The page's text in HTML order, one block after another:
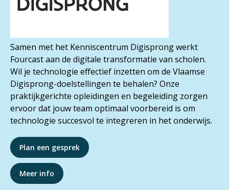
Samen met het Kenniscentrum Digisprong werkt
Fourcast aan de digitale transformatie van scholen.
Wil je technologie effectief inzetten om de Vlaamse
Digisprong-doelstellingen te behalen? Onze
praktijkgerichte opleidingen en begeleiding zorgen
ervoor dat jouw team optimaal voorbereid is om
technologie succesvol te integreren in het onderwijs.
Plan een gesprek
Meer info